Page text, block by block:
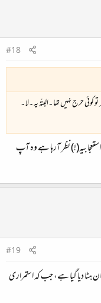
#18
حرج نہیں تھا ۔البتّہ یہ ۔لا ۔
نظر آرہا ہے وہ آپ
#19
ہٹا دیا گیا ہے، جب کہ استمراری